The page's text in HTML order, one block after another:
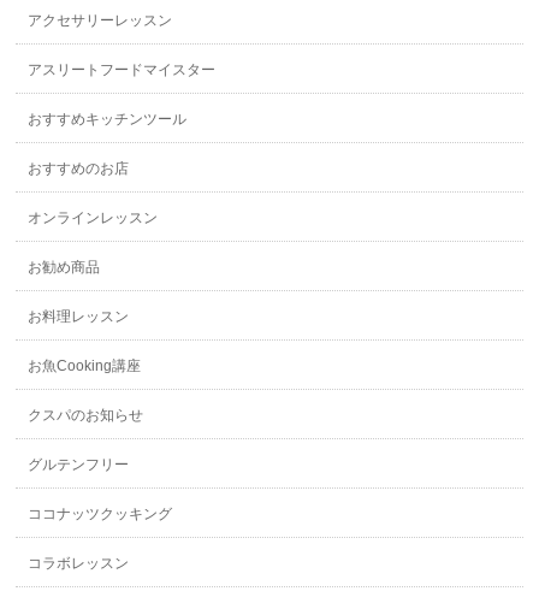
アクセサリーレッスン
アスリートフードマイスター
おすすめキッチンツール
おすすめのお店
オンラインレッスン
お勧め商品
お料理レッスン
お魚Cooking講座
クスパのお知らせ
グルテンフリー
ココナッツクッキング
コラボレッスン